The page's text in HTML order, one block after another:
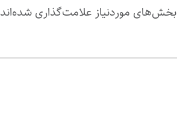
بخش‌های موردنیاز علامت‌گذاری شده‌اند